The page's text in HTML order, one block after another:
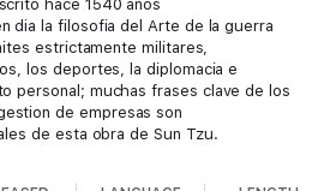
hace 1540 años
dia la filosofia del Arte de la guerra
estrictamente militares,
los deportes, la diplomacia e
personal; muchas frases clave de los
de empresas son
de esta obra de Sun Tzu.